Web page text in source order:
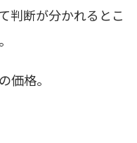
判断が分かれるとこ
価格。